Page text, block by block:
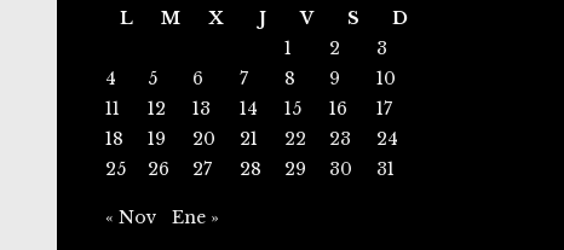
L
M X J V S
D
1
2
3
4
5 6 7 8 9
10
11
12 13 14 15 16
17
18
19 20 21 22 23
24
25
26 27 28 29 30 31
« Nov Ene »